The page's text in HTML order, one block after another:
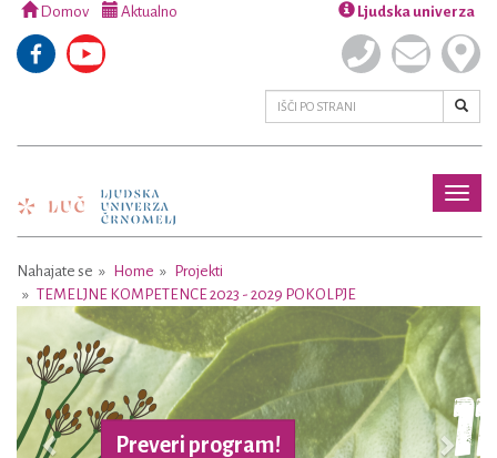
Domov Aktualno Ljudska univerza
Nahajate se Home
Projekti
TEMELJNE KOMPETENCE 2023 - 2029 POKOLPJE
Preveri program!
Previous Next